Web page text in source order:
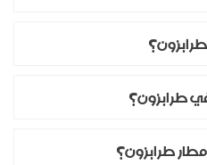
طرابزون؟
طرابزون؟